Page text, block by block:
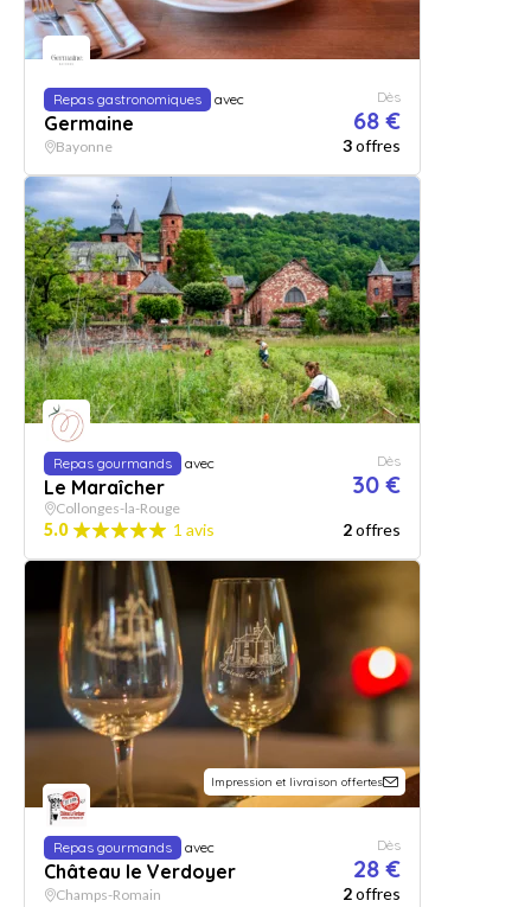
Repas gastronomiques avec
Germaine
Dès
68 €
Bayonne 3offres
Repas gourmands avec
Le Maraîcher
Dès
30 €
Collonges-la-Rouge
5.0 1 avis 2offres
Impression et livraison offertes
Repas gourmands avec
Château le Verdoyer
Dès
28 €
Champs-Romain 2offres